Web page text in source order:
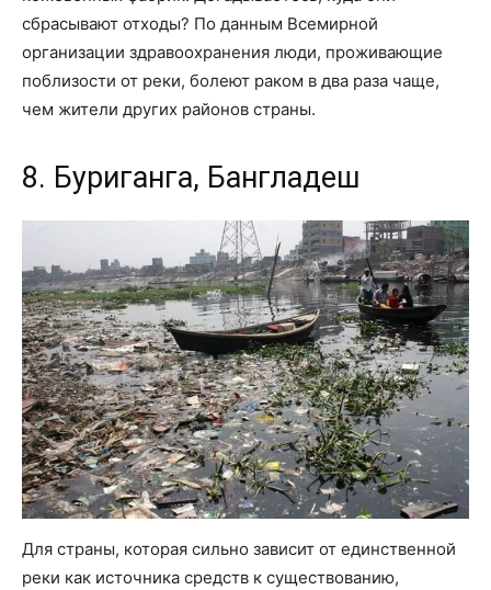
сбрасывают отходы? По данным Всемирной
организации здравоохранения люди, проживающие
поблизости от реки, болеют раком в два раза чаще,
чем жители других районов страны.
8. Буриганга, Бангладеш
Для страны, которая сильно зависит от единственной
реки как источника средств к существованию,